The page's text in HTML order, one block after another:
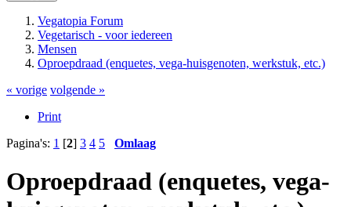
Vegatopia Forum
Vegetarisch - voor iedereen
Mensen
Oproepdraad (enquetes, vega-huisgenoten, werkstuk, etc.)
« vorige volgende »
Print
Pagina's: 1 [2] 3 4 5 Omlaag
Oproepdraad (enquetes, vega-